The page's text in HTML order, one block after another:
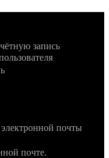
запись
почты
почте.